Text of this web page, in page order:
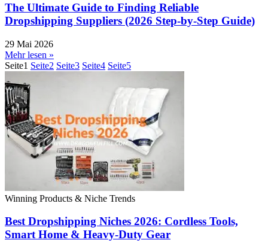
The Ultimate Guide to Finding Reliable
Dropshipping Suppliers (2026 Step-by-Step Guide)
29 Mai 2026
Mehr lesen »
Seite1 Seite2 Seite3 Seite4 Seite5
Winning Products & Niche Trends
Best Dropshipping Niches 2026: Cordless Tools,
Smart Home & Heavy-Duty Gear